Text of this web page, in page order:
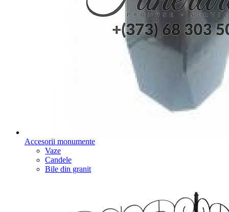
Accesorii monumente
Vaze
Candele
Bile din granit